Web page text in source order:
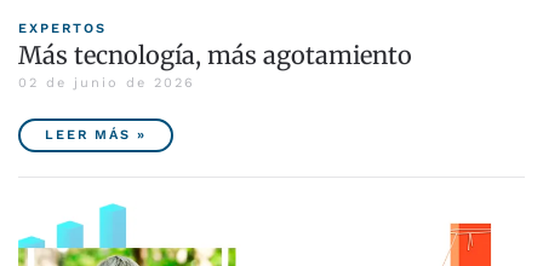
EXPERTOS
Más tecnología, más agotamiento
02 de junio de 2026
LEER MÁS »